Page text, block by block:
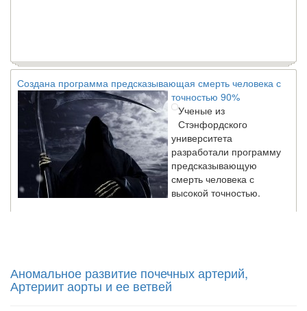
точностью 90%
Ученые из
Стэнфордского
университета
разработали программу
предсказывающую
смерть человека с
высокой точностью.
Вероника Скворцова
Аномальное развитие почечных артерий,
Артериит аорты и ее ветвей